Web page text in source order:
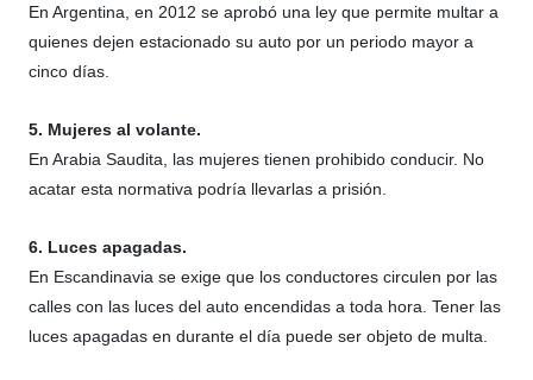
En Argentina, en 2012 se aprobó una ley que permite multar a
quienes dejen estacionado su auto por un periodo mayor a
cinco días.
5. Mujeres al volante.
En Arabia Saudita, las mujeres tienen prohibido conducir. No
acatar esta normativa podría llevarlas a prisión.
6. Luces apagadas.
En Escandinavia se exige que los conductores circulen por las
calles con las luces del auto encendidas a toda hora. Tener las
luces apagadas en durante el día puede ser objeto de multa.